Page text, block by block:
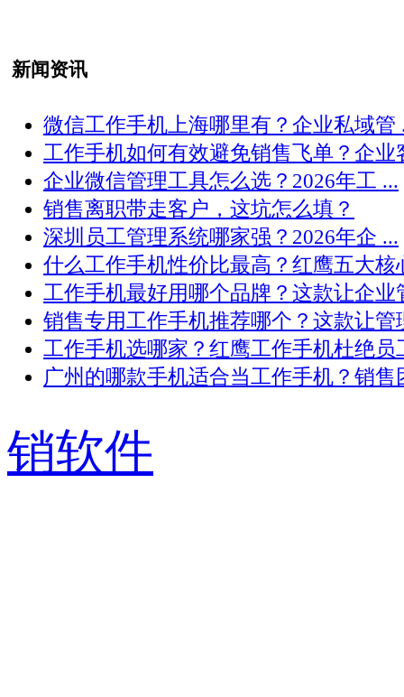
新闻资讯
微信工作手机上海哪里有？企业私域管
工作手机如何有效避免销售飞单？企业
企业微信管理工具怎么选？2026年工 ...
销售离职带走客户，这坑怎么填？
深圳员工管理系统哪家强？2026年企 ...
什么工作手机性价比最高？红鹰五大核
工作手机最好用哪个品牌？这款让企业
销售专用工作手机推荐哪个？这款让管
工作手机选哪家？红鹰工作手机杜绝员
广州的哪款手机适合当工作手机？销售
销软件